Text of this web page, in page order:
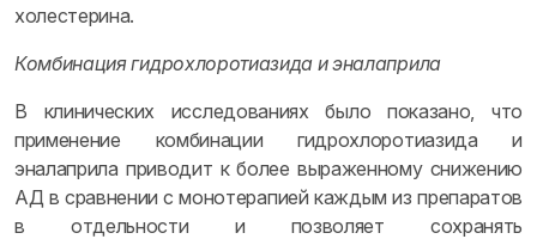
холестерина.
Комбинация гидрохлоротиазида и эналаприла
В клинических исследованиях было показано, что
применение комбинации гидрохлоротиазида и
эналаприла приводит к более выраженному снижению
АД в сравнении с монотерапией каждым из препаратов
в отдельности и позволяет сохранять